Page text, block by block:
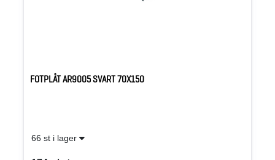
FOTPLÅT AR9005 SVART 70X150
66 st i lager